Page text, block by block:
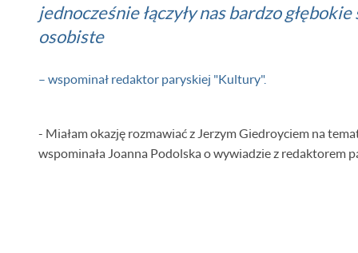
jednocześnie łączyły nas bardzo
osobiste
– wspominał redaktor paryskiej "Kultury".
- Miałam okazję rozmawiać z Jerzym Giedroyciem na
wspominała Joanna Podolska o wywiadzie z redaktorem